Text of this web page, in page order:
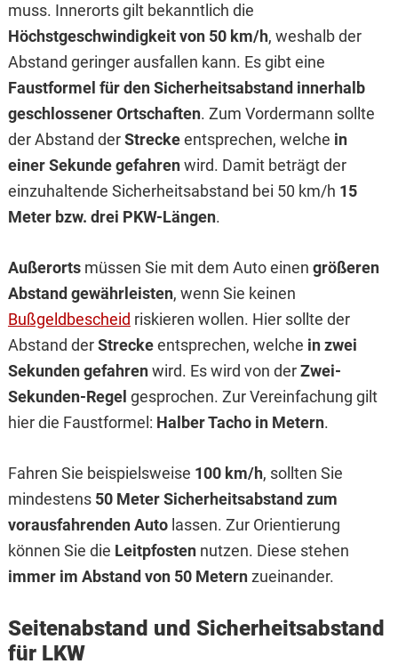
muss. Innerorts gilt bekanntlich die
Höchstgeschwindigkeit von 50 km/h, weshalb der
Abstand geringer ausfallen kann. Es gibt eine
Faustformel für den Sicherheitsabstand innerhalb
geschlossener Ortschaften. Zum Vordermann sollte
der Abstand derStreckeentsprechen, welche in
einer Sekunde gefahrenwird. Damit beträgt der
einzuhaltende Sicherheitsabstand bei 50 km/h 15
Meter bzw. drei PKW-Längen.
Außerortsmüssen Sie mit dem Auto einen größeren
Abstand gewährleisten, wenn Sie keinen
Bußgeldbescheid riskieren wollen. Hier sollte der
Abstand derStreckeentsprechen, welche in zwei
Sekunden gefahrenwird. Es wird von derZwei-
Sekunden-Regel gesprochen. Zur Vereinfachung gilt
hier die Faustformel: Halber Tacho in Metern.
Fahren Sie beispielsweise 100 km/h, sollten Sie
mindestens 50 Meter Sicherheitsabstand zum
vorausfahrenden Autolassen. Zur Orientierung
können Sie die Leitpfostennutzen. Diese stehen
immer im Abstand von 50 Meternzueinander.
Seitenabstand und Sicherheitsabstand
für LKW